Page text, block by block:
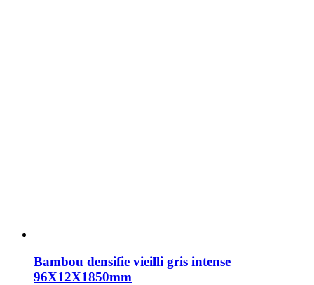
Bambou densifie vieilli gris intense
96X12X1850mm